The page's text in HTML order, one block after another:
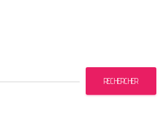
RECHERCHER